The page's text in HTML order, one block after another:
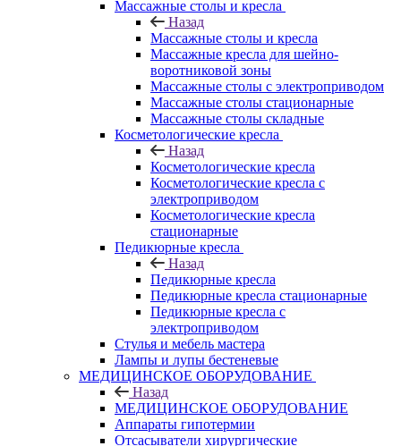
Массажные столы и кресла
Назад
Массажные столы и кресла
Массажные кресла для шейно-
воротниковой зоны
Массажные столы с электроприводом
Массажные столы стационарные
Массажные столы складные
Косметологические кресла
Назад
Косметологические кресла
Косметологические кресла с
электроприводом
Косметологические кресла
стационарные
Педикюрные кресла
Назад
Педикюрные кресла
Педикюрные кресла стационарные
Педикюрные кресла с
электроприводом
Стулья и мебель мастера
Лампы и лупы бестеневые
МЕДИЦИНСКОЕ ОБОРУДОВАНИЕ
Назад
МЕДИЦИНСКОЕ ОБОРУДОВАНИЕ
Аппараты гипотермии
Отсасыватели хирургические